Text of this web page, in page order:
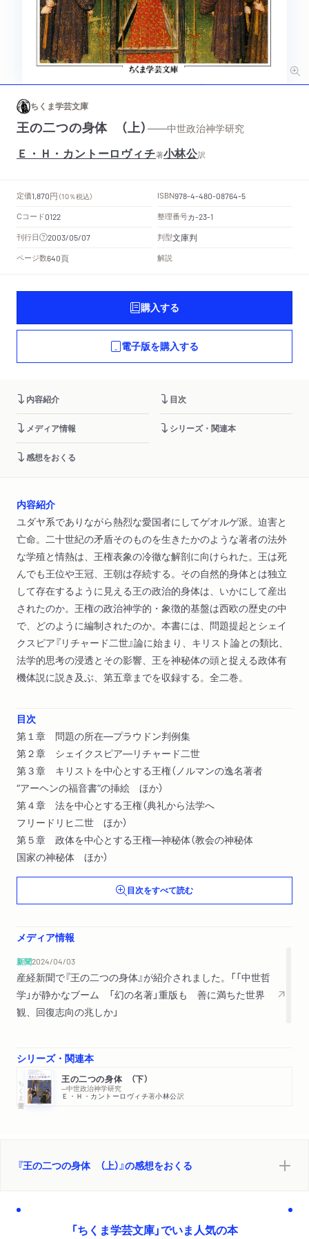
ちくま学芸文庫
王の二つの身体 （上） ——中世政治神学研究
Ｅ・Ｈ・カントーロヴィチ著小林公訳
定価1,870円 （10％税込） ISBN978-4-480-08764-5
Cコード0122 整理番号カ-23-1
刊行日 2003/05/07 判型文庫判
ページ数640頁 解説
購入する
電子版を購入する
内容紹介 目次
メディア情報 シリーズ・関連本
感想をおくる
内容紹介
ユダヤ系でありながら熱烈な愛国者にしてゲオルゲ派。迫害と
亡命。二十世紀の矛盾そのものを生きたかのような著者の法外
な学殖と情熱は、王権表象の冷徹な解剖に向けられた。王は死
んでも王位や王冠、王朝は存続する。その自然的身体とは独立
して存在するように見える王の政治的身体は、いかにして産出
されたのか。王権の政治神学的・象徴的基盤は西欧の歴史の中
で、どのように編制されたのか。本書には、問題提起とシェイ
クスピア『リチャード二世』論に始まり、キリスト論との類比、
法学的思考の浸透とその影響、王を神秘体の頭と捉える政体有
機体説に説き及ぶ、第五章までを収録する。全二巻。
目次
第１章 問題の所在―プラウドン判例集
第２章 シェイクスピア―リチャード二世
第３章 キリストを中心とする王権（ノルマンの逸名著者
“アーヘンの福音書”の挿絵 ほか）
第４章 法を中心とする王権（典礼から法学へ
フリードリヒ二世 ほか）
第５章 政体を中心とする王権―神秘体（教会の神秘体
国家の神秘体 ほか）
目次をすべて読む
メディア情報
新聞2024/04/03
産経新聞で『王の二つの身体』が紹介されました。「「中世哲
学」が静かなブーム 「幻の名著」重版も 善に満ちた世界
観、回復志向の兆しか」
シリーズ・関連本
ちくま学芸文庫 王の二つの身体 （下）
─中世政治神学研究
Ｅ・Ｈ・カントーロヴィチ著小林公訳
『王の二つの身体 （上）』の感想をおくる
「ちくま学芸文庫」でいま人気の本